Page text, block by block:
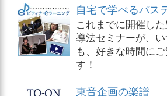
自宅で学べるバス
これまでに開催し
導法セミナーが、
も、好きな時間に
す！
東音企画の楽譜